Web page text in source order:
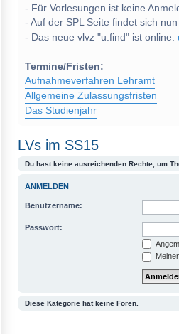
- Für Vorlesungen ist keine
- Auf der SPL Seite findet sich
- Das neue vlvz "u:find" ist online:
Termine/Fristen:
Aufnahmeverfahren Lehramt
Allgemeine Zulassungsfristen
Das Studienjahr
LVs im SS15
Du hast keine ausreichenden Rechte, um
ANMELDEN
Benutzername:
Passwort:
Diese Kategorie hat keine Foren.